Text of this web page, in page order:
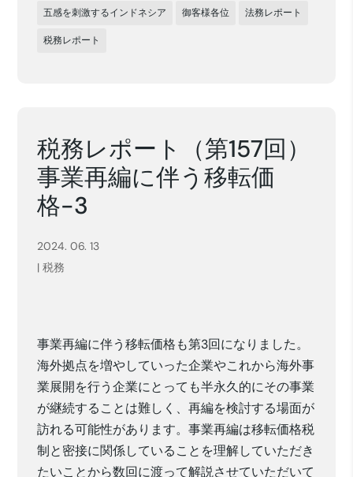
五感を刺激するインドネシア 御客様各位 法務レポート
税務レポート
税務レポート（第157回）
事業再編に伴う移転価
格-3
2024. 06. 13
|税務
事業再編に伴う移転価格も第3回になりました。
海外拠点を増やしていった企業やこれから海外事
業展開を行う企業にとっても半永久的にその事業
が継続することは難しく、再編を検討する場面が
訪れる可能性があります。事業再編は移転価格税
制と密接に関係していることを理解していただき
たいことから数回に渡って解説させていただいて